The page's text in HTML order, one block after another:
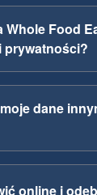
Whole Food
prywatności?
dane
online i